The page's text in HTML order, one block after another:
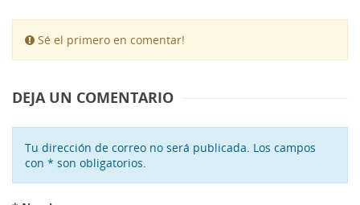
Sé el primero en comentar!
DEJA UN COMENTARIO
Tu dirección de correo no será publicada. Los campos
con * son obligatorios.